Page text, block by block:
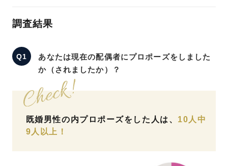
調査結果
あなたは現在の配偶者にプロポーズをしました
か（されましたか）？
既婚男性の内プロポーズをした人は、 10人中
9人以上！